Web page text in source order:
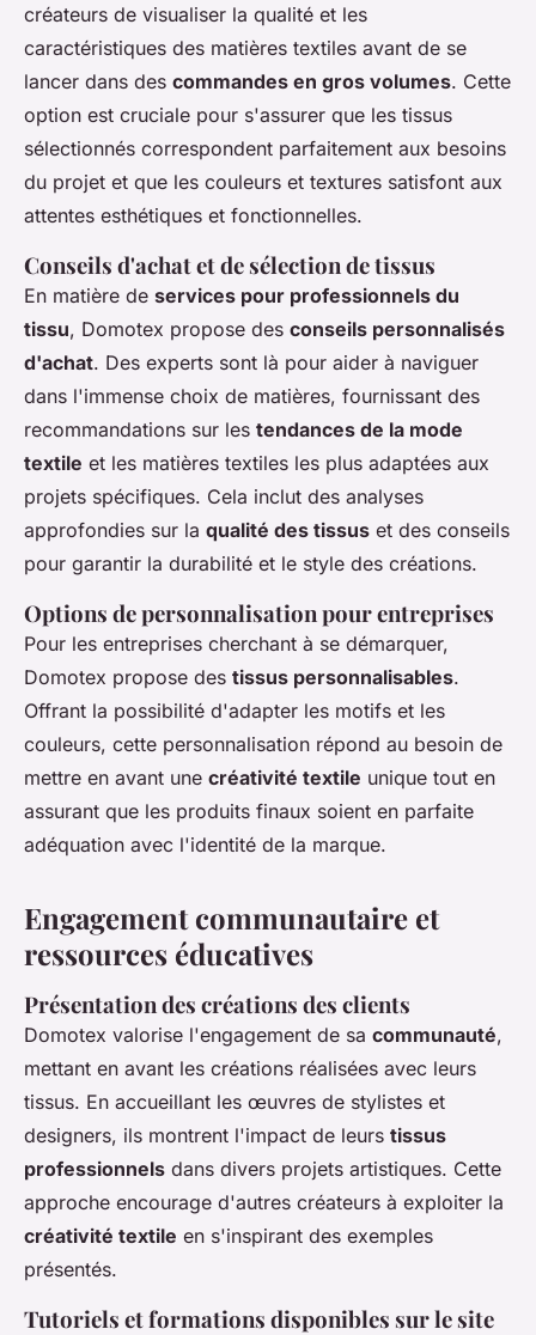
créateurs de visualiser la qualité et les
caractéristiques des matières textiles avant de se
lancer dans des commandes en gros volumes. Cette
option est cruciale pour s'assurer que les tissus
sélectionnés correspondent parfaitement aux besoins
du projet et que les couleurs et textures satisfont aux
attentes esthétiques et fonctionnelles.
Conseils d'achat et de sélection de tissus
En matière de services pour professionnels du
tissu, Domotex propose des conseils personnalisés
d'achat. Des experts sont là pour aider à naviguer
dans l'immense choix de matières, fournissant des
recommandations sur les tendances de la mode
textile et les matières textiles les plus adaptées aux
projets spécifiques. Cela inclut des analyses
approfondies sur la qualité des tissus et des conseils
pour garantir la durabilité et le style des créations.
Options de personnalisation pour entreprises
Pour les entreprises cherchant à se démarquer,
Domotex propose des tissus personnalisables.
Offrant la possibilité d'adapter les motifs et les
couleurs, cette personnalisation répond au besoin de
mettre en avant une créativité textile unique tout en
assurant que les produits finaux soient en parfaite
adéquation avec l'identité de la marque.
Engagement communautaire et
ressources éducatives
Présentation des créations des clients
Domotex valorise l'engagement de sa communauté,
mettant en avant les créations réalisées avec leurs
tissus. En accueillant les œuvres de stylistes et
designers, ils montrent l'impact de leurs tissus
professionnels dans divers projets artistiques. Cette
approche encourage d'autres créateurs à exploiter la
créativité textile en s'inspirant des exemples
présentés.
Tutoriels et formations disponibles sur le site